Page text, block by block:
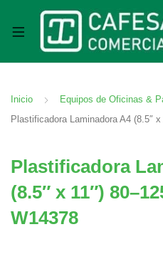
Inicio Equipos de Oficinas &
Plastificadora Laminadora A4 (8.5″
Plastificadora
(8.5″ x 11″)
W14378